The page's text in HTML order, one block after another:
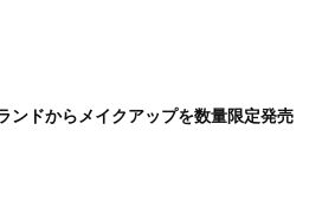
ンドからメイクアップを数量限定発売